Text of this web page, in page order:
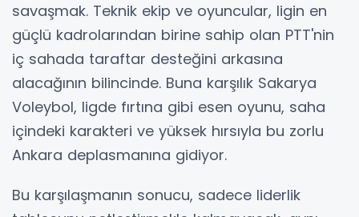
savaşmak. Teknik ekip ve oyuncular, ligin en
güçlü kadrolarından birine sahip olan PTT'nin
iç sahada taraftar desteğini arkasına
alacağının bilincinde. Buna karşılık Sakarya
Voleybol, ligde fırtına gibi esen oyunu, saha
içindeki karakteri ve yüksek hırsıyla bu zorlu
Ankara deplasmanına gidiyor.
Bu karşılaşmanın sonucu, sadece liderlik